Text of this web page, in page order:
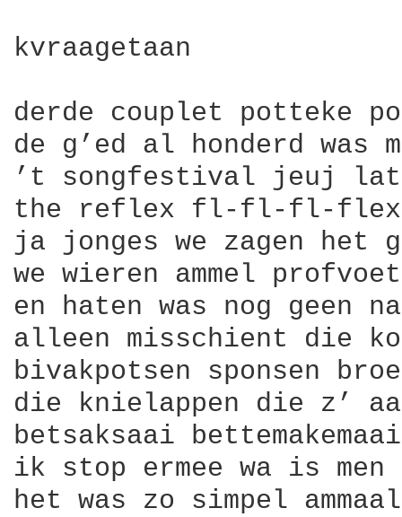
kvraagetaan
derde couplet potteke
de g’ed al honderd was
’t songfestival jeuj
the reflex fl-fl-fl-flex
ja jonges we zagen het
we wieren ammel
en haten was nog geen
alleen misschient die
bivakpotsen sponsen
die knielappen die z’
betsaksaai bettemakemaai
ik stop ermee wa is men
het was zo simpel ammaal